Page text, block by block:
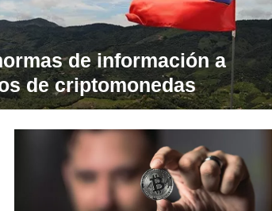
de información a
de criptomonedas